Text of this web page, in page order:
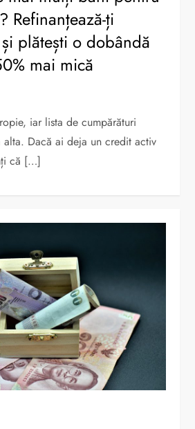
Refinanțează-ți
plătești o dobândă
mai mică
iar lista de cumpărături
Dacă ai deja un credit activ
că […]